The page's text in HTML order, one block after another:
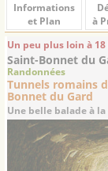
Informations
et Plan
à
Un peu plus loin à 18
Saint-Bonnet du
Randonnées
Tunnels romains
Bonnet du Gard
Une belle balade à